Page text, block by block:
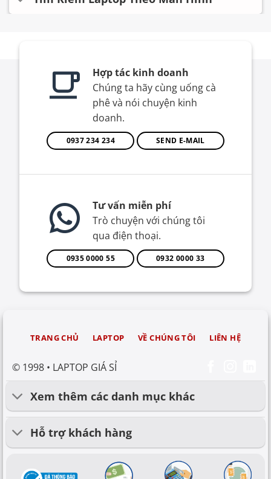
Hợp tác kinh doanh
Chúng ta hãy cùng uống cà
phê và nói chuyện kinh
doanh.
0937 234 234 SEND E-MAIL
Tư vấn miễn phí
Trò chuyện với chúng tôi
qua điện thoại.
0935 0000 55 0932 0000 33
© 1998 • LAPTOP GIÁ SỈ
TRANG CHỦ LAPTOP VỀ CHÚNG TÔI LIÊN HỆ
Xem thêm các danh mục khác
Hỗ trợ khách hàng